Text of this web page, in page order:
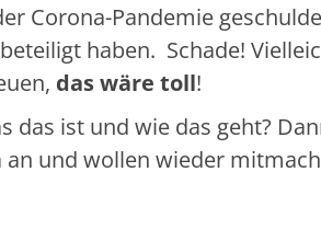
Corona-Pandemie
haben. Schade!
das wäre toll!
das ist und wie das geht?
und wollen wieder